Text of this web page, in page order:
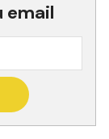
email